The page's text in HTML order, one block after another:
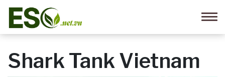
Shark Tank Vietnam